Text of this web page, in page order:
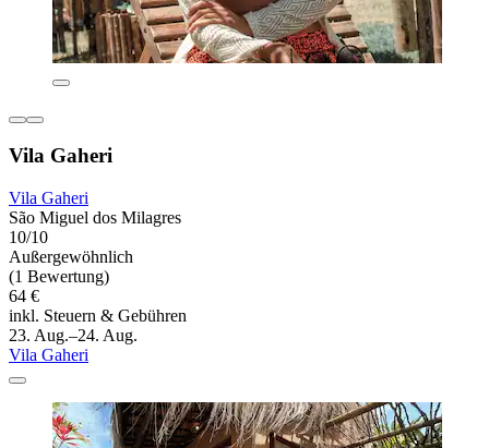
Vila Gaheri
Vila Gaheri
São Miguel dos Milagres
10/10
Außergewöhnlich
(1 Bewertung)
64 €
inkl. Steuern & Gebühren
23. Aug.–24. Aug.
Vila Gaheri